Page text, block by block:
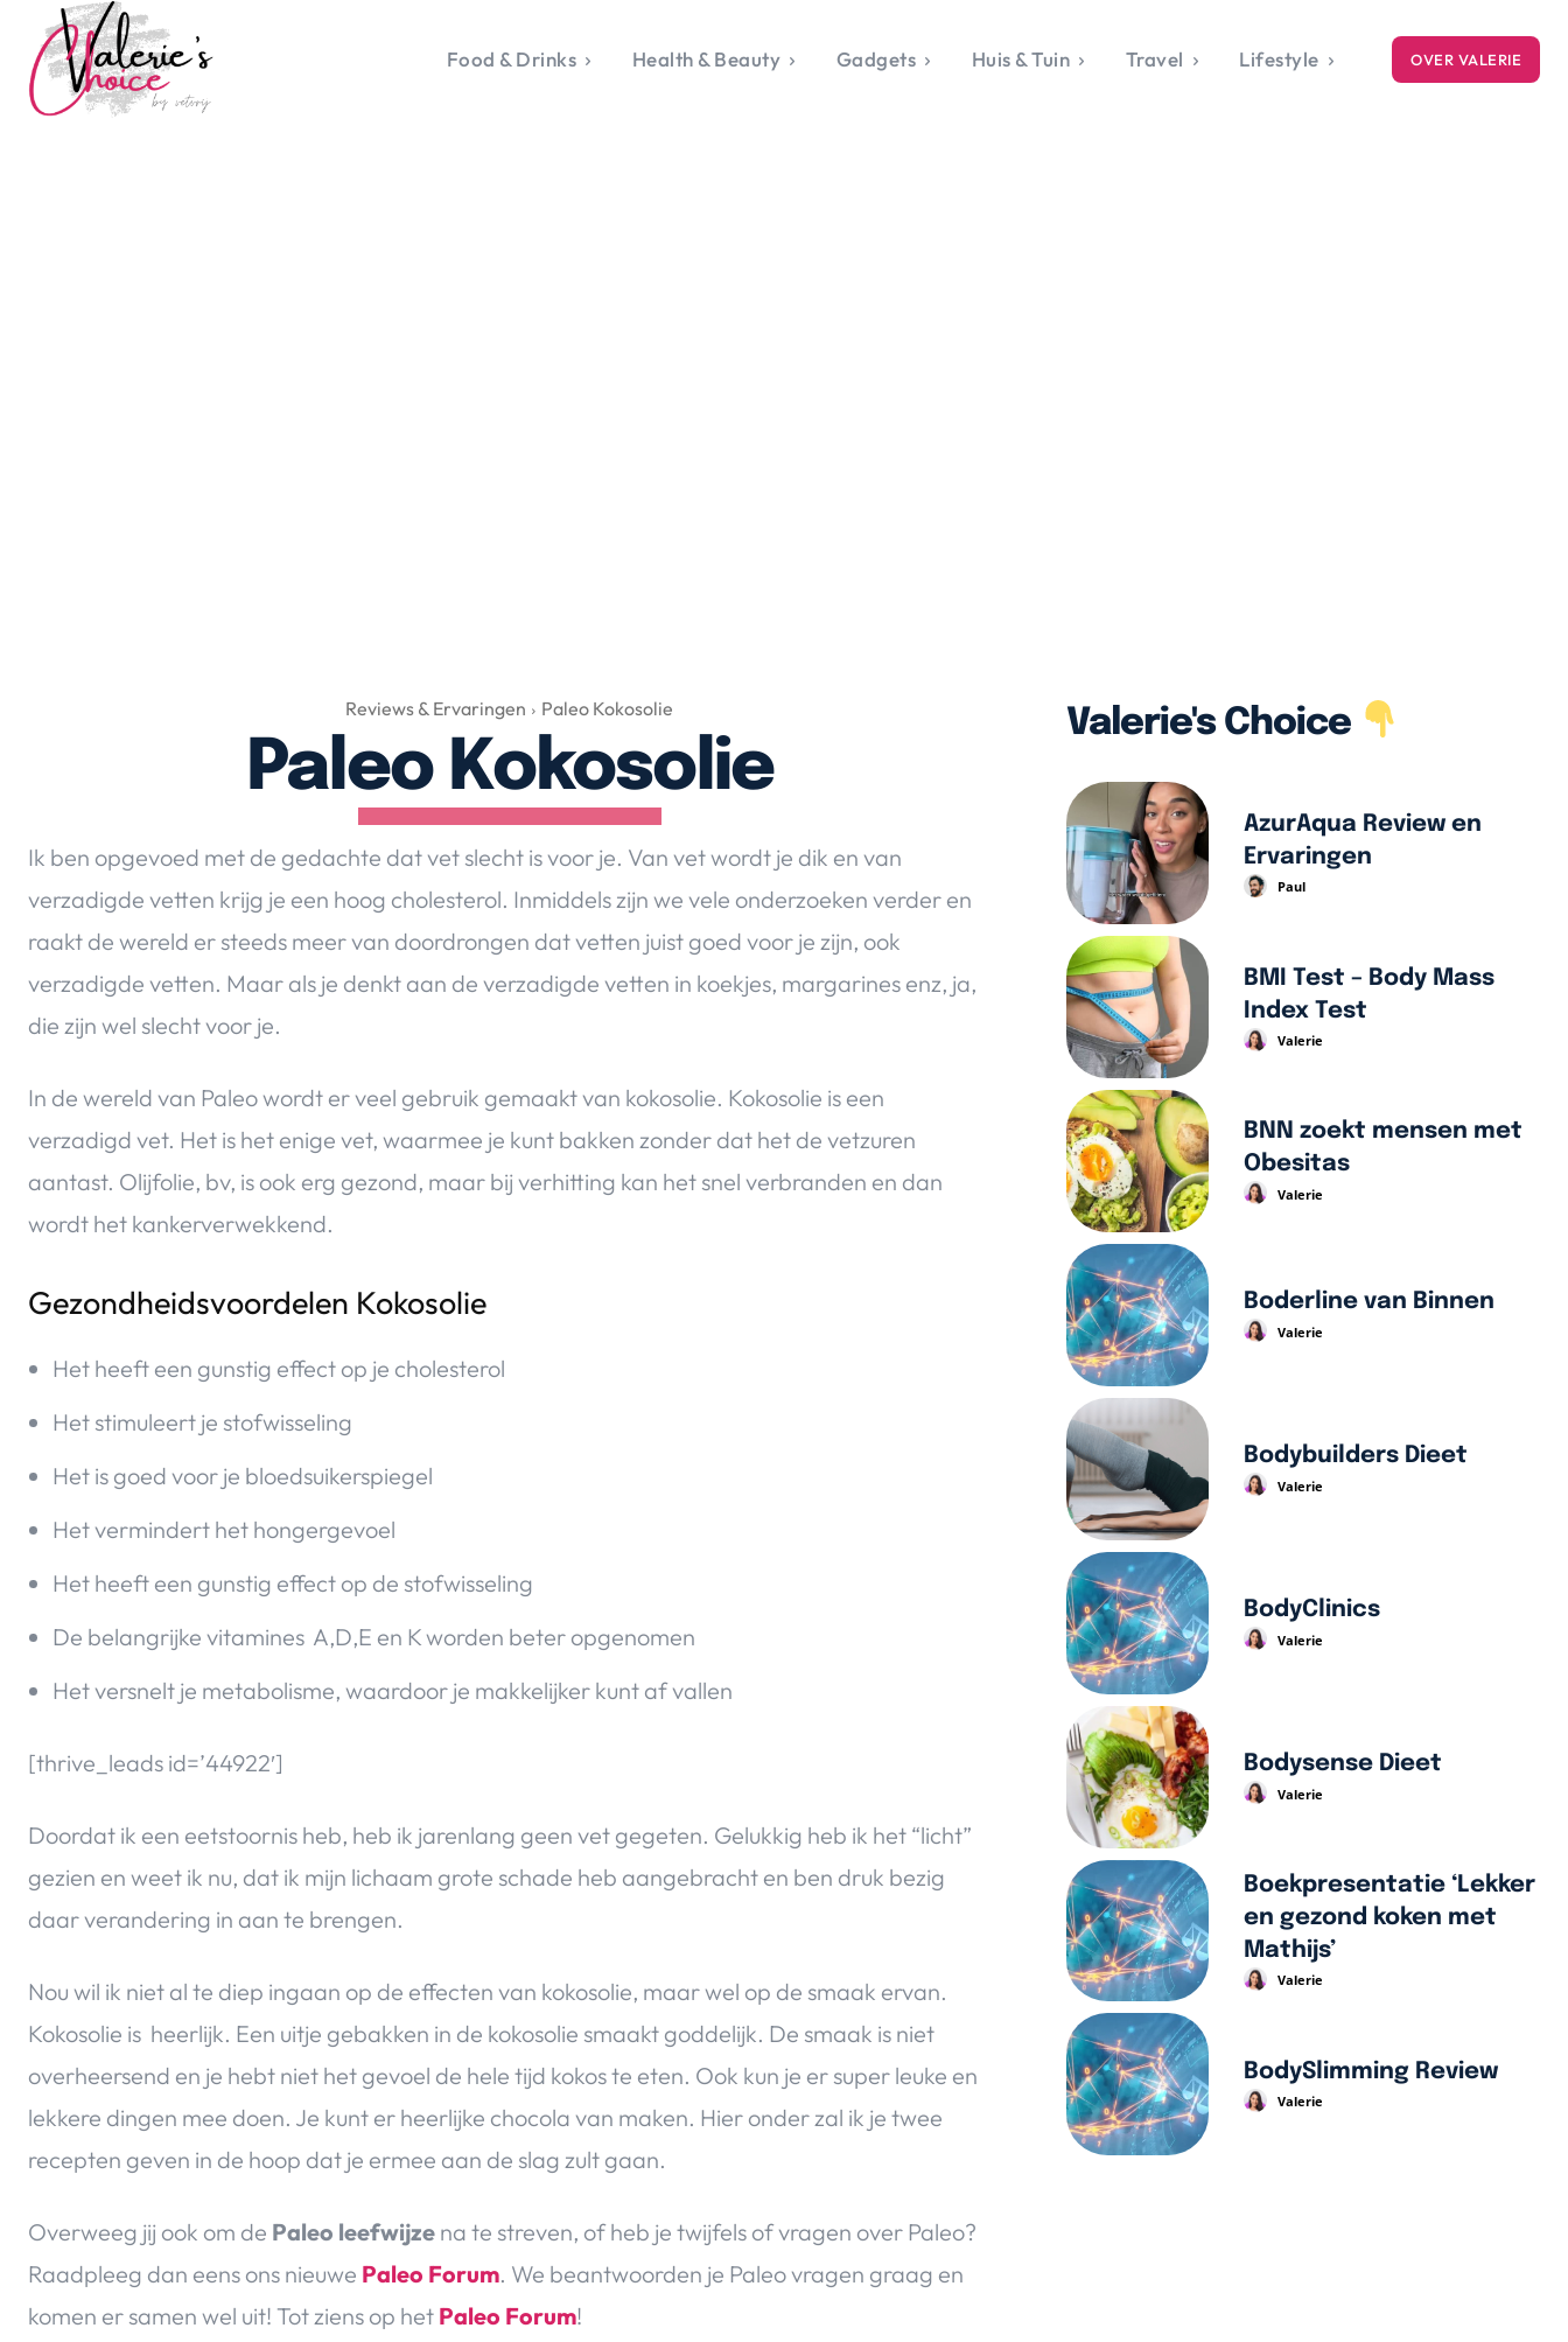
Food & Drinks Health & Beauty Gadgets Huis & Tuin Travel Lifestyle OVER VALERIE
Reviews & Ervaringen Paleo Kokosolie
Paleo Kokosolie
Ik ben opgevoed met de gedachte dat vet slecht is voor je. Van vet wordt je dik en van
verzadigde vetten krijg je een hoog cholesterol. Inmiddels zijn we vele onderzoeken verder en
raakt de wereld er steeds meer van doordrongen dat vetten juist goed voor je zijn, ook
verzadigde vetten. Maar als je denkt aan de verzadigde vetten in koekjes, margarines enz, ja,
die zijn wel slecht voor je.
In de wereld van Paleo wordt er veel gebruik gemaakt van kokosolie. Kokosolie is een
verzadigd vet. Het is het enige vet, waarmee je kunt bakken zonder dat het de vetzuren
aantast. Olijfolie, bv, is ook erg gezond, maar bij verhitting kan het snel verbranden en dan
wordt het kankerverwekkend.
Gezondheidsvoordelen Kokosolie
Het heeft een gunstig effect op je cholesterol
Het stimuleert je stofwisseling
Het is goed voor je bloedsuikerspiegel
Het vermindert het hongergevoel
Het heeft een gunstig effect op de stofwisseling
De belangrijke vitamines A,D,E en K worden beter opgenomen
Het versnelt je metabolisme, waardoor je makkelijker kunt af vallen
[thrive_leads id=’44922′]
Doordat ik een eetstoornis heb, heb ik jarenlang geen vet gegeten. Gelukkig heb ik het “licht”
gezien en weet ik nu, dat ik mijn lichaam grote schade heb aangebracht en ben druk bezig
daar verandering in aan te brengen.
Nou wil ik niet al te diep ingaan op de effecten van kokosolie, maar wel op de smaak ervan.
Kokosolie is heerlijk. Een uitje gebakken in de kokosolie smaakt goddelijk. De smaak is niet
overheersend en je hebt niet het gevoel de hele tijd kokos te eten. Ook kun je er super leuke en
lekkere dingen mee doen. Je kunt er heerlijke chocola van maken. Hier onder zal ik je twee
recepten geven in de hoop dat je ermee aan de slag zult gaan.
Overweeg jij ook om de Paleo leefwijze na te streven, of heb je twijfels of vragen over Paleo?
Raadpleeg dan eens ons nieuwe Paleo Forum. We beantwoorden je Paleo vragen graag en
komen er samen wel uit! Tot ziens op het Paleo Forum!
Valerie's Choice
AzurAqua Review en
Ervaringen
Paul
BMI Test – Body Mass
Index Test
Valerie
BNN zoekt mensen met
Obesitas
Valerie
Boderline van Binnen
Valerie
Bodybuilders Dieet
Valerie
BodyClinics
Valerie
Bodysense Dieet
Valerie
Boekpresentatie ‘Lekker
en gezond koken met
Mathijs’
Valerie
BodySlimming Review
Valerie